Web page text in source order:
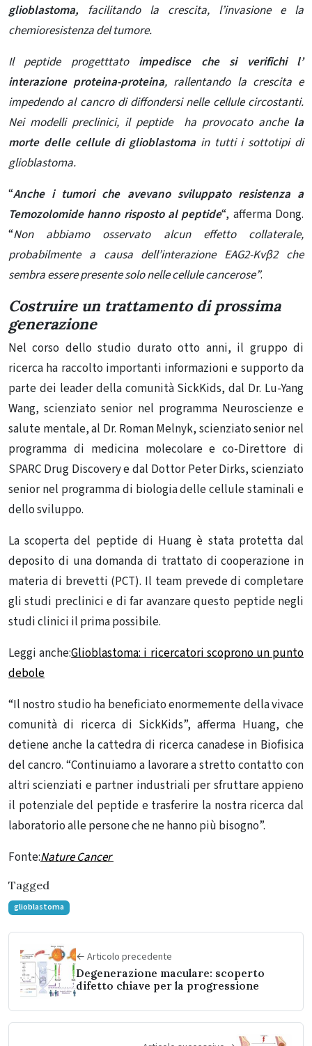
glioblastoma, facilitando la crescita, l’invasione e la
chemioresistenza del tumore.
Il peptide progetttatoimpedisce che si verifichi l’
interazione proteina-proteina, rallentando la crescita e
impedendo al cancro di diffondersi nelle cellule circostanti.
Nei modelli preclinici, il peptide ha provocato anche la
morte delle cellule di glioblastoma in tutti i sottotipi di
glioblastoma.
“Anche i tumori che avevano sviluppato resistenza a
Temozolomide hanno risposto al peptide“, afferma Dong.
“Non abbiamo osservato alcun effetto collaterale,
probabilmente a causa dell’interazione EAG2-Kvβ2 che
sembra essere presente solo nelle cellule cancerose”.
Costruire un trattamento di prossima
generazione
Nel corso dello studio durato otto anni, il gruppo di
ricerca ha raccolto importanti informazioni e supporto da
parte dei leader della comunità SickKids, dal Dr. Lu-Yang
Wang, scienziato senior nel programma Neuroscienze e
salute mentale, al Dr. Roman Melnyk, scienziato senior nel
programma di medicina molecolare e co-Direttore di
SPARC Drug Discovery e dal Dottor Peter Dirks, scienziato
senior nel programma di biologia delle cellule staminali e
dello sviluppo.
La scoperta del peptide di Huang è stata protetta dal
deposito di una domanda di trattato di cooperazione in
materia di brevetti (PCT). Il team prevede di completare
gli studi preclinici e di far avanzare questo peptide negli
studi clinici il prima possibile.
Leggi anche:Glioblastoma: i ricercatori scoprono un punto
debole
“Il nostro studio ha beneficiato enormemente della vivace
comunità di ricerca di SickKids”, afferma Huang, che
detiene anche la cattedra di ricerca canadese in Biofisica
del cancro. “Continuiamo a lavorare a stretto contatto con
altri scienziati e partner industriali per sfruttare appieno
il potenziale del peptide e trasferire la nostra ricerca dal
laboratorio alle persone che ne hanno più bisogno”.
Fonte:Nature Cancer
Tagged
glioblastoma
← Articolo precedente
Degenerazione maculare: scoperto
difetto chiave per la progressione